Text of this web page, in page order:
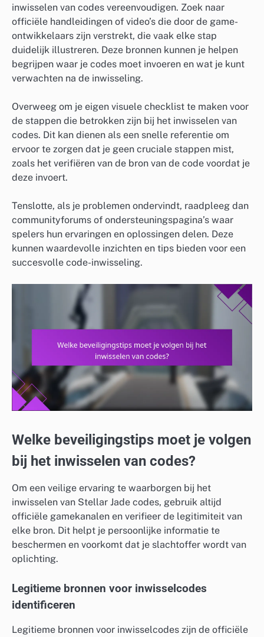
inwisselen van codes vereenvoudigen. Zoek naar
officiële handleidingen of video’s die door de game-
ontwikkelaars zijn verstrekt, die vaak elke stap
duidelijk illustreren. Deze bronnen kunnen je helpen
begrijpen waar je codes moet invoeren en wat je kunt
verwachten na de inwisseling.
Overweeg om je eigen visuele checklist te maken voor
de stappen die betrokken zijn bij het inwisselen van
codes. Dit kan dienen als een snelle referentie om
ervoor te zorgen dat je geen cruciale stappen mist,
zoals het verifiëren van de bron van de code voordat je
deze invoert.
Tenslotte, als je problemen ondervindt, raadpleeg dan
communityforums of ondersteuningspagina’s waar
spelers hun ervaringen en oplossingen delen. Deze
kunnen waardevolle inzichten en tips bieden voor een
succesvolle code-inwisseling.
Welke beveiligingstips moet je volgen
bij het inwisselen van codes?
Om een veilige ervaring te waarborgen bij het
inwisselen van Stellar Jade codes, gebruik altijd
officiële gamekanalen en verifieer de legitimiteit van
elke bron. Dit helpt je persoonlijke informatie te
beschermen en voorkomt dat je slachtoffer wordt van
oplichting.
Legitieme bronnen voor inwisselcodes
identificeren
Legitieme bronnen voor inwisselcodes zijn de officiële